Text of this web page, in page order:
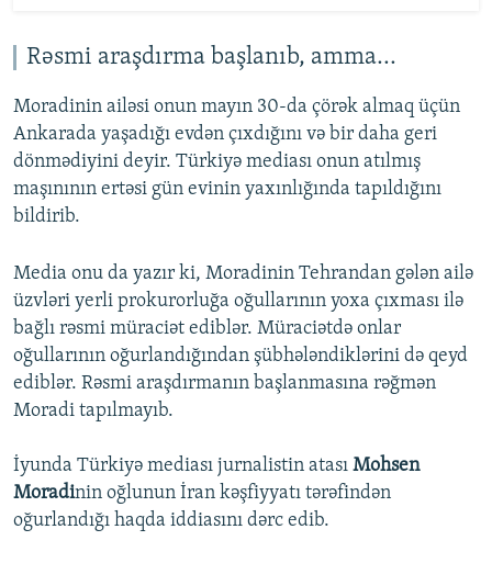
Rəsmi araşdırma başlanıb, amma...
Moradinin ailəsi onun mayın 30-da çörək almaq üçün
Ankarada yaşadığı evdən çıxdığını və bir daha geri
dönmədiyini deyir. Türkiyə mediası onun atılmış
maşınının ertəsi gün evinin yaxınlığında tapıldığını
bildirib.
Media onu da yazır ki, Moradinin Tehrandan gələn ailə
üzvləri yerli prokurorluğa oğullarının yoxa çıxması ilə
bağlı rəsmi müraciət ediblər. Müraciətdə onlar
oğullarının oğurlandığından şübhələndiklərini də qeyd
ediblər. Rəsmi araşdırmanın başlanmasına rəğmən
Moradi tapılmayıb.
İyunda Türkiyə mediası jurnalistin atası Mohsen
Moradinin oğlunun İran kəşfiyyatı tərəfindən
oğurlandığı haqda iddiasını dərc edib.